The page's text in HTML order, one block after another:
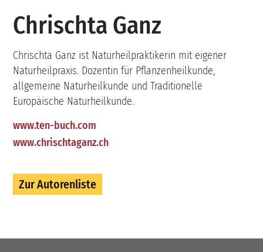
Chrischta Ganz
Chrischta Ganz ist Naturheilpraktikerin mit eigener
Naturheilpraxis. Dozentin für Pflanzenheilkunde,
allgemeine Naturheilkunde und Traditionelle
Europäische Naturheilkunde.
www.ten-buch.com
www.chrischtaganz.ch
Zur Autorenliste